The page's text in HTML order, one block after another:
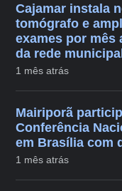
Cajamar instala
tomógrafo e
exames por mês
da rede
1 mês atrás
Mairiporã
Conferência
em Brasília com
1 mês atrás